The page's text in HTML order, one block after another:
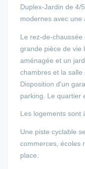
Duplex-Jardin de 4/
modernes avec une
Le rez-de-
grande pièce de vie
aménagée et un
chambres et la salle
Disposition d'un
parking. Le quartier
Les logements sont
Une piste cyclable
commerces, écoles
place.